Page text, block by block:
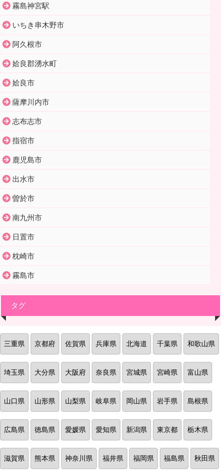
霧島神宮駅
いちき串木野市
阿久根市
姶良郡湧水町
姶良市
薩摩川内市
志布志市
指宿市
鹿児島市
出水市
曽於市
南九州市
日置市
枕崎市
霧島市
タグ
三重県 京都府 佐賀県 兵庫県 北海道 千葉県 和歌山県
埼玉県 大分県 大阪府 奈良県 宮城県 宮崎県 富山県
山口県 山形県 山梨県 岐阜県 岡山県 岩手県 島根県
広島県 徳島県 愛媛県 愛知県 新潟県 東京都 栃木県
滋賀県 熊本県 神奈川県 福井県 福岡県 福島県 秋田県